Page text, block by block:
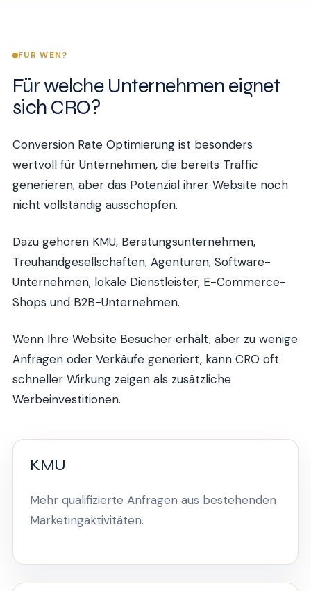
FÜR WEN?
Für welche Unternehmen eignet
sich CRO?
Conversion Rate Optimierung ist besonders
wertvoll für Unternehmen, die bereits Traffic
generieren, aber das Potenzial ihrer Website noch
nicht vollständig ausschöpfen.
Dazu gehören KMU, Beratungsunternehmen,
Treuhandgesellschaften, Agenturen, Software-
Unternehmen, lokale Dienstleister, E-Commerce-
Shops und B2B-Unternehmen.
Wenn Ihre Website Besucher erhält, aber zu wenige
Anfragen oder Verkäufe generiert, kann CRO oft
schneller Wirkung zeigen als zusätzliche
Werbeinvestitionen.
KMU
Mehr qualifizierte Anfragen aus bestehenden
Marketingaktivitäten.